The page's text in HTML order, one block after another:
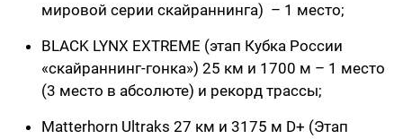
мировой серии скайраннинга) – 1 место;
BLACK LYNX EXTREME (этап Кубка России
«скайраннинг-гонка») 25 км и 1700 м – 1 место
(3 место в абсолюте) и рекорд трассы;
Matterhorn Ultraks 27 км и 3175 м D+ (Этап